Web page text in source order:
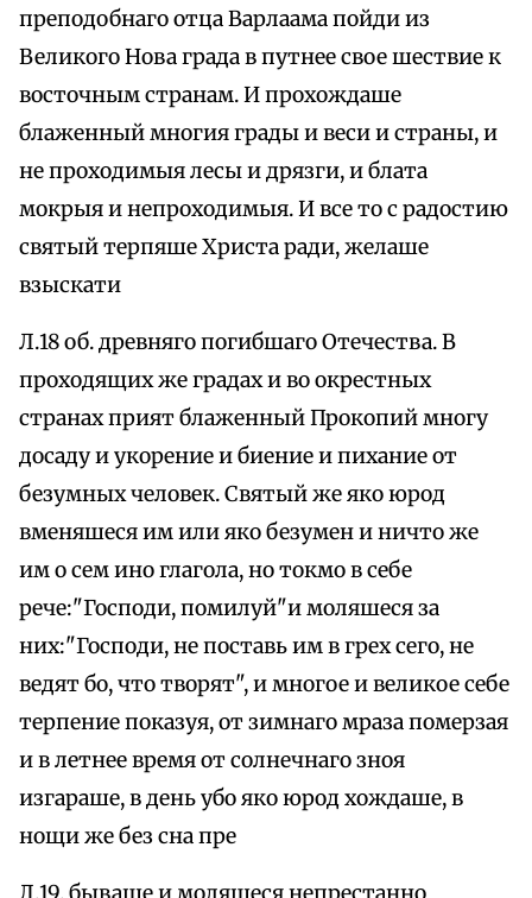
преподобнаго отца Варлаама пойди из
Великого Нова града в путнее свое шествие к
восточным странам. И прохождаше
блаженный многия грады и веси и страны, и
не проходимыя лесы и дрязги, и блата
мокрыя и непроходимыя. И все то с радостию
святый терпяше Христа ради, желаше
взыскати
Л.18 об. древняго погибшаго Отечества. В
проходящих же градах и во окрестных
странах прият блаженный Прокопий многу
досаду и укорение и биение и пихание от
безумных человек. Святый же яко юрод
вменяшеся им или яко безумен и ничто же
им о сем ино глагола, но токмо в себе
рече:"Господи, помилуй"и моляшеся за
них:"Господи, не поставь им в грех сего, не
ведят бо, что творят", и многое и великое себе
терпение показуя, от зимнаго мраза померзая
и в летнее время от солнечнаго зноя
изгараше, в день убо яко юрод хождаше, в
нощи же без сна пре